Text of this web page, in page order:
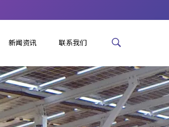
新闻资讯 联系我们